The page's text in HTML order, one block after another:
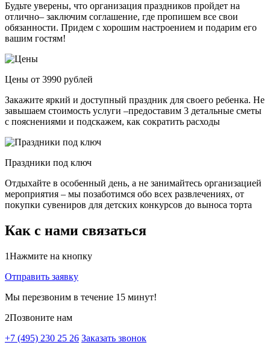
Будьте уверены, что организация праздников пройдет на
отлично– заключим соглашение, где пропишем все свои
обязанности. Придем с хорошим настроением и подарим его
вашим гостям!
Цены от 3990 рублей
Закажите яркий и доступный праздник для своего ребенка. Не
завышаем стоимость услуги –предоставим 3 детальные сметы
с пояснениями и подскажем, как сократить расходы
Праздники под ключ
Отдыхайте в особенный день, а не занимайтесь организацией
мероприятия – мы позаботимся обо всех развлечениях, от
покупки сувениров для детских конкурсов до выноса торта
Как с нами связаться
1Нажмите на кнопку
Отправить заявку
Мы перезвоним в течение 15 минут!
2Позвоните нам
+7 (495) 230 25 26 Заказать звонок